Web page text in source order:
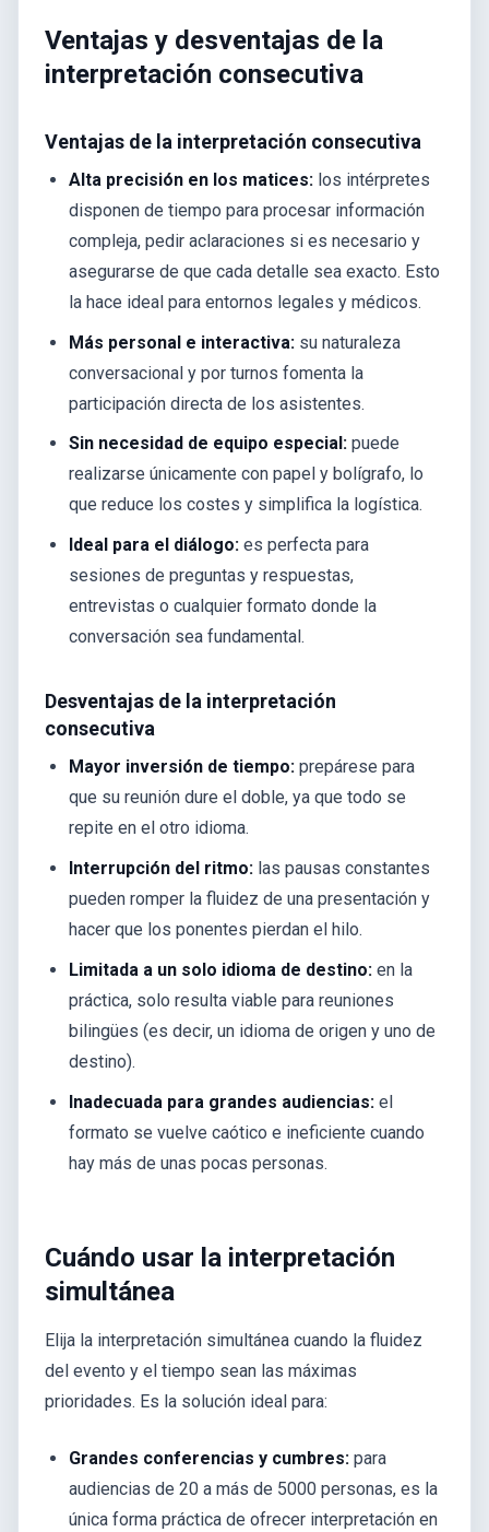
Ventajas y desventajas de la
interpretación consecutiva
Ventajas de la interpretación consecutiva
Alta precisión en los matices: los intérpretes
disponen de tiempo para procesar información
compleja, pedir aclaraciones si es necesario y
asegurarse de que cada detalle sea exacto. Esto
la hace ideal para entornos legales y médicos.
Más personal e interactiva: su naturaleza
conversacional y por turnos fomenta la
participación directa de los asistentes.
Sin necesidad de equipo especial: puede
realizarse únicamente con papel y bolígrafo, lo
que reduce los costes y simplifica la logística.
Ideal para el diálogo: es perfecta para
sesiones de preguntas y respuestas,
entrevistas o cualquier formato donde la
conversación sea fundamental.
Desventajas de la interpretación
consecutiva
Mayor inversión de tiempo: prepárese para
que su reunión dure el doble, ya que todo se
repite en el otro idioma.
Interrupción del ritmo: las pausas constantes
pueden romper la fluidez de una presentación y
hacer que los ponentes pierdan el hilo.
Limitada a un solo idioma de destino: en la
práctica, solo resulta viable para reuniones
bilingües (es decir, un idioma de origen y uno de
destino).
Inadecuada para grandes audiencias: el
formato se vuelve caótico e ineficiente cuando
hay más de unas pocas personas.
Cuándo usar la interpretación
simultánea
Elija la interpretación simultánea cuando la fluidez
del evento y el tiempo sean las máximas
prioridades. Es la solución ideal para:
Grandes conferencias y cumbres: para
audiencias de 20 a más de 5000 personas, es la
única forma práctica de ofrecer interpretación en